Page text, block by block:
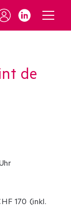
de
170 (inkl.